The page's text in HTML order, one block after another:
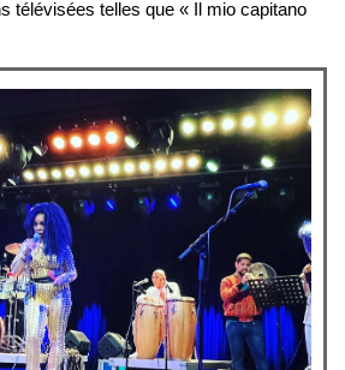
télévisées telles que « Il mio capitano